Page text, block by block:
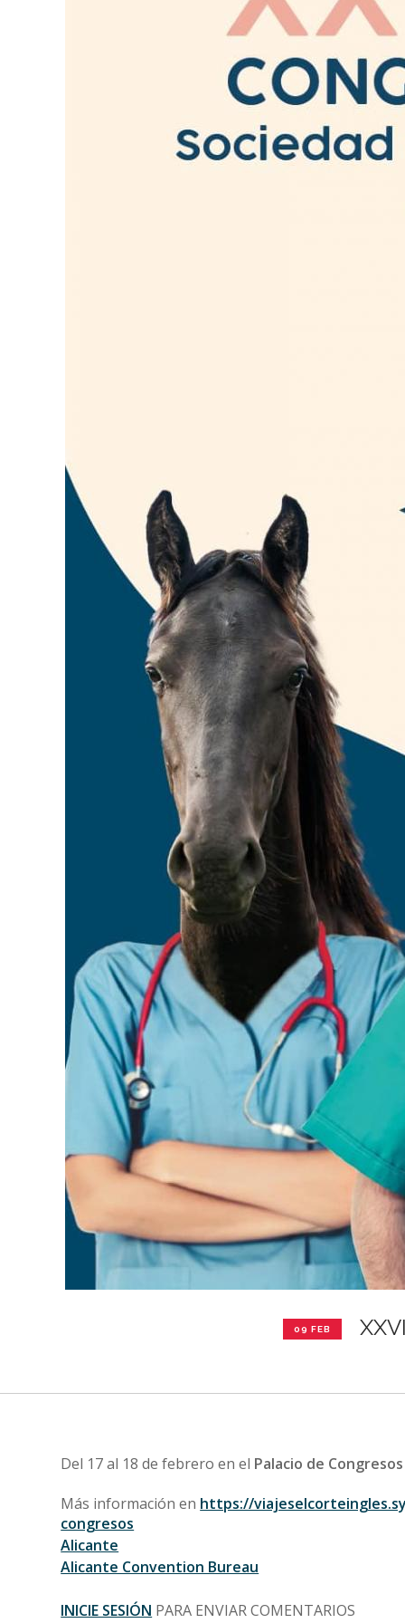
09 FEB
Del 17 al 18 de febrero en el Palacio de
Más información en https://
congresos
Alicante
Alicante Convention Bureau
INICIE SESIÓN PARA ENVIAR COMENTARIOS